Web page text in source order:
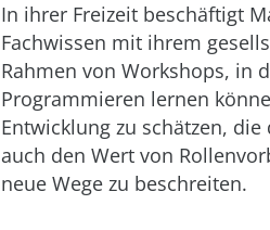
In ihrer Freizeit beschäftigt
Fachwissen mit ihrem
Rahmen von Workshops, in
Programmieren lernen
Entwicklung zu schätzen,
auch den Wert von
neue Wege zu beschreiten.